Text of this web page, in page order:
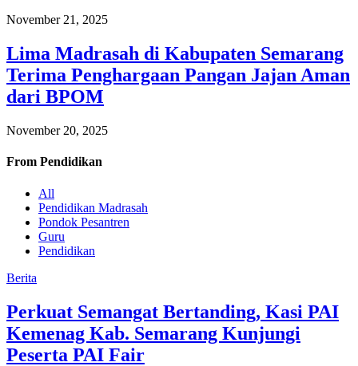
November 21, 2025
Lima Madrasah di Kabupaten Semarang
Terima Penghargaan Pangan Jajan Aman
dari BPOM
November 20, 2025
From Pendidikan
All
Pendidikan Madrasah
Pondok Pesantren
Guru
Pendidikan
Berita
Perkuat Semangat Bertanding, Kasi PAI
Kemenag Kab. Semarang Kunjungi
Peserta PAI Fair